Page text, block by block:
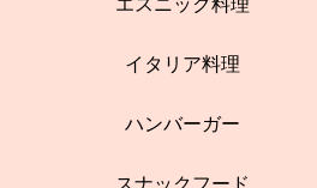
エスニック料理
イタリア料理
ハンバーガー